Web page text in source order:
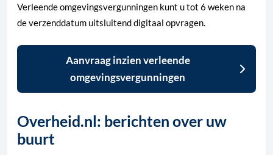
Verleende omgevingsvergunningen kunt u tot 6 weken na
de verzenddatum uitsluitend digitaal opvragen.
Aanvraag inzien verleende
omgevingsvergunningen
Overheid.nl: berichten over uw
buurt